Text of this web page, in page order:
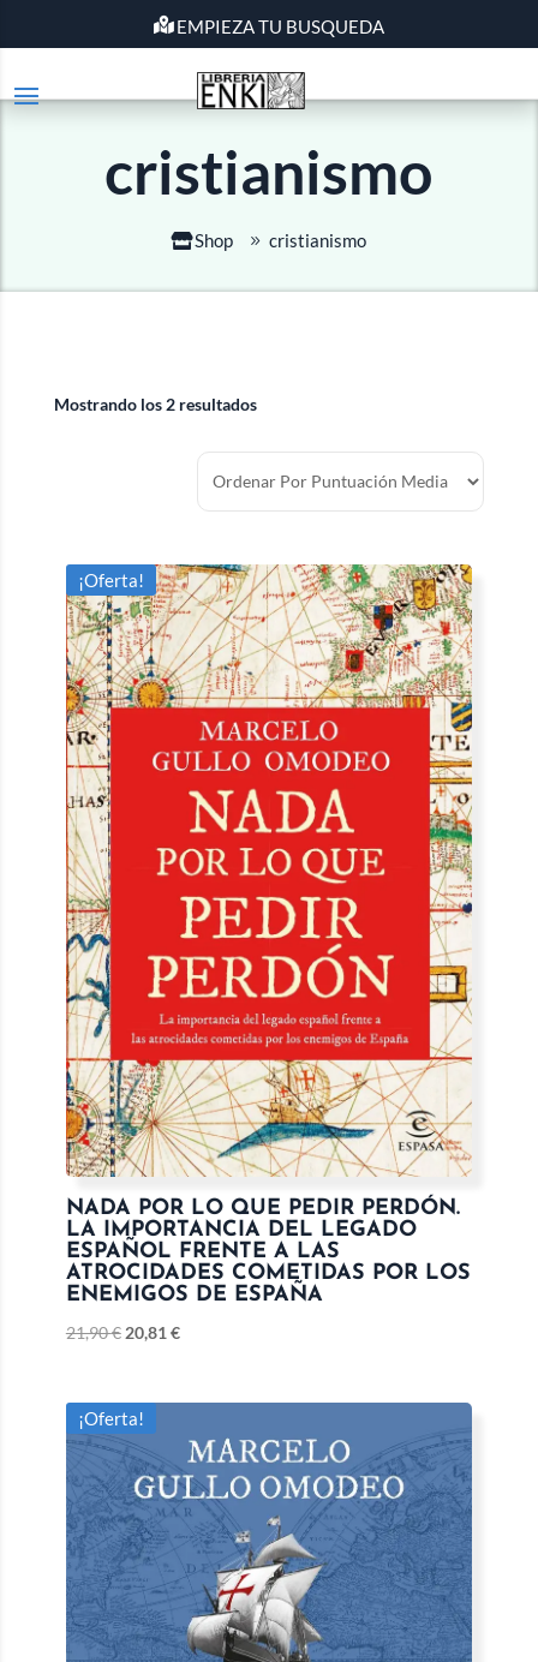
EMPIEZA TU BUSQUEDA
cristianismo
Shop cristianismo
Mostrando los 2 resultados
¡Oferta!
NADA POR LO QUE PEDIR PERDÓN.
LA IMPORTANCIA DEL LEGADO
ESPAÑOL FRENTE A LAS
ATROCIDADES COMETIDAS POR LOS
ENEMIGOS DE ESPAÑA
21,90€ 20,81 €
¡Oferta!